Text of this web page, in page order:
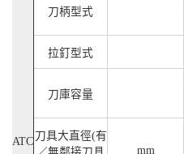
ATC
刀柄型式
拉釘型式
刀庫容量
刀具大直徑(有
mm